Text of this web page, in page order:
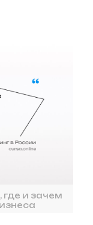
где и зачем